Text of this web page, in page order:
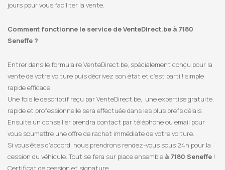
jours pour vous faciliter la vente.
Comment fonctionne le service de VenteDirect.be à 7180
Seneffe ?
Entrer dans le formulaire VenteDirect.be, spécialement conçu pour la
vente de votre voiture puis décrivez son état et c’est parti ! simple
rapide efficace.
Une fois le descriptif reçu par VenteDirect.be,, une expertise gratuite,
rapide et professionnelle sera effectuée dans les plus brefs délais.
Ensuite un conseiller prendra contact par téléphone ou email pour
vous soumettre une offre de rachat immédiate de votre voiture.
Si vous êtes d’accord, nous prendrons rendez-vous sous 24h pour la
cession du véhicule. Tout se fera sur place ensemble à 7180 Seneffe !
Certificat de cession et signature